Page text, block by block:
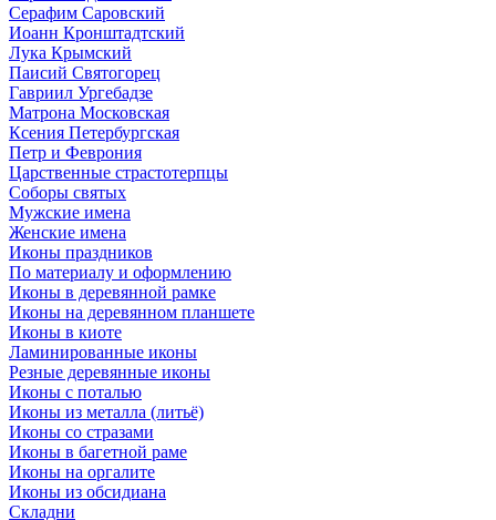
Серафим Саровский
Иоанн Кронштадтский
Лука Крымский
Паисий Святогорец
Гавриил Ургебадзе
Матрона Московская
Ксения Петербургская
Петр и Феврония
Царственные страстотерпцы
Соборы святых
Мужские имена
Женские имена
Иконы праздников
По материалу и оформлению
Иконы в деревянной рамке
Иконы на деревянном планшете
Иконы в киоте
Ламинированные иконы
Резные деревянные иконы
Иконы с поталью
Иконы из металла (литьё)
Иконы со стразами
Иконы в багетной раме
Иконы на оргалите
Иконы из обсидиана
Складни